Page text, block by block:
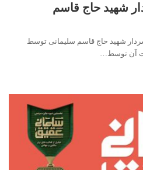
شهید حاج قاسم
شهید حاج قاسم سلیمانی توسط
آن توسط…